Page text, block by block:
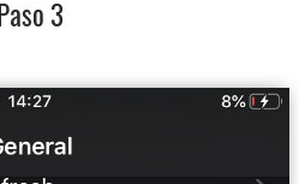
Paso 3